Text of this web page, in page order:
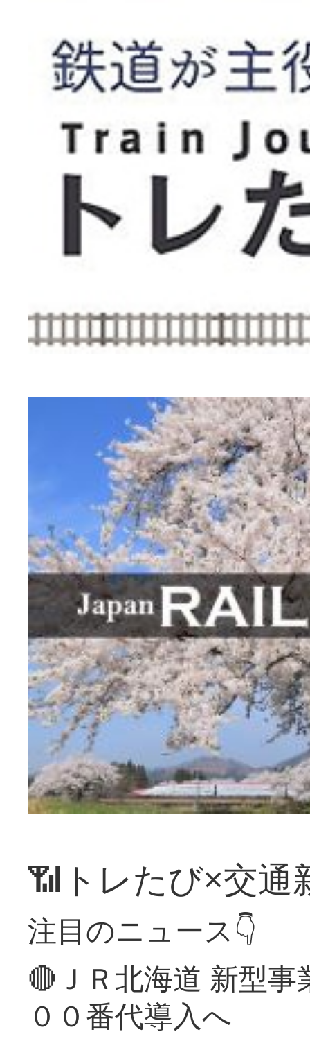
📶トレたび×交通
注目のニュース👇
🔴ＪＲ北海道 新型
００番代導入へ